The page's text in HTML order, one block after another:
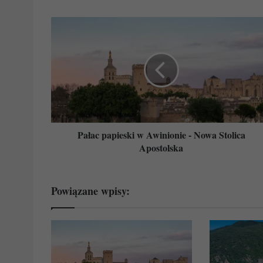
Nowa
Stolica
Apostolska
Pałac papieski w Awinionie - Nowa Stolica
Apostolska
Powiązane wpisy: